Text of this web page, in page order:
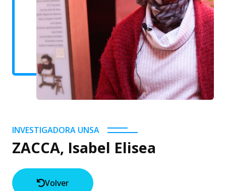
INVESTIGADORA UNSA
ZACCA, Isabel Elisea
Volver